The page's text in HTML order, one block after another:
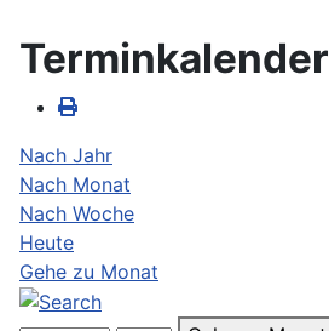
Terminkalender
Nach Jahr
Nach Monat
Nach Woche
Heute
Gehe zu Monat